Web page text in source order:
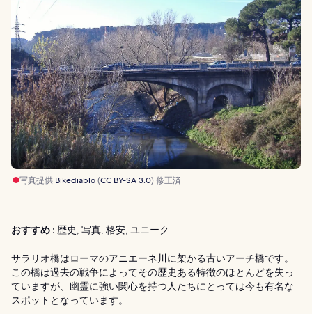
写真提供 Bikediablo(CC BY-SA 3.0) 修正済
おすすめ : 歴史, 写真, 格安, ユニーク
サラリオ橋はローマのアニエーネ川に架かる古いアーチ橋です。
この橋は過去の戦争によってその歴史ある特徴のほとんどを失っ
ていますが、幽霊に強い関心を持つ人たちにとっては今も有名な
スポットとなっています。